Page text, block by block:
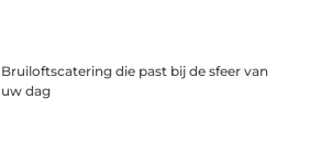
Bruiloftscatering die past bij de sfeer van
uw dag